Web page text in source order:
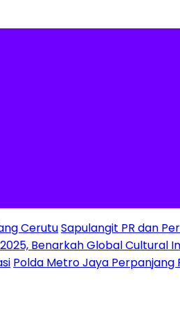
CerutuSapulangit PR dan
Benarkah Global Cultural
Polda Metro Jaya Perpanjang